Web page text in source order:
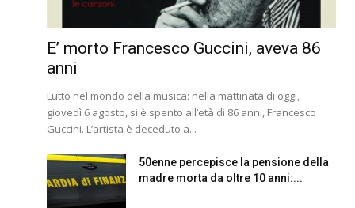
E’ morto Francesco Guccini, aveva 86
anni
Lutto nel mondo della musica: nella mattinata di oggi,
giovedì 6 agosto, si è spento all’età di 86 anni, Francesco
Guccini. L’artista è deceduto a...
50enne percepisce la pensione della
madre morta da oltre 10 anni:...